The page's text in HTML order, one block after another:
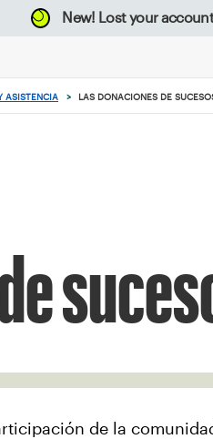
New! Lost your
ASISTENCIA > LAS DONACIONES DE
de la